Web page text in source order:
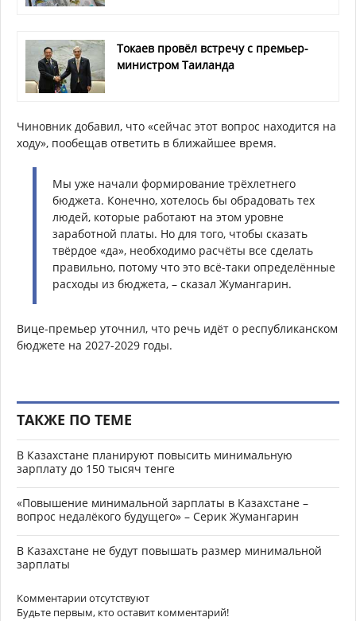
Токаев провёл встречу с премьер-
министром Таиланда
Чиновник добавил, что «сейчас этот вопрос находится на
ходу», пообещав ответить в ближайшее время.
Мы уже начали формирование трёхлетнего
бюджета. Конечно, хотелось бы обрадовать тех
людей, которые работают на этом уровне
заработной платы. Но для того, чтобы сказать
твёрдое «да», необходимо расчёты все сделать
правильно, потому что это всё-таки определённые
расходы из бюджета, – сказал Жумангарин.
Вице-премьер уточнил, что речь идёт о республиканском
бюджете на 2027-2029 годы.
ТАКЖЕ ПО ТЕМЕ
В Казахстане планируют повысить минимальную
зарплату до 150 тысяч тенге
«Повышение минимальной зарплаты в Казахстане –
вопрос недалёкого будущего» – Серик Жумангарин
В Казахстане не будут повышать размер минимальной
зарплаты
Комментарии отсутствуют
Будьте первым, кто оставит комментарий!